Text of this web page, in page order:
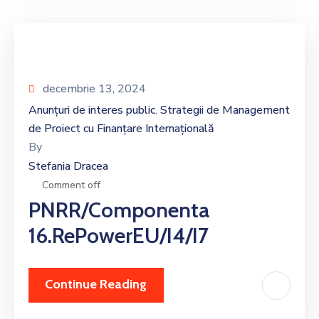
decembrie 13, 2024
Anunțuri de interes public‚ Strategii de Management
de Proiect cu Finanțare Internațională
By
Stefania Dracea
Comment off
PNRR/Componenta
16.RePowerEU/I4/I7
Continue Reading